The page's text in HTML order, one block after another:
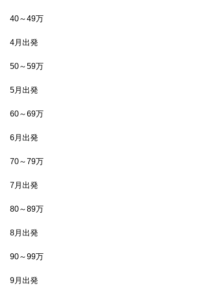
40～49万
4月出発
50～59万
5月出発
60～69万
6月出発
70～79万
7月出発
80～89万
8月出発
90～99万
9月出発